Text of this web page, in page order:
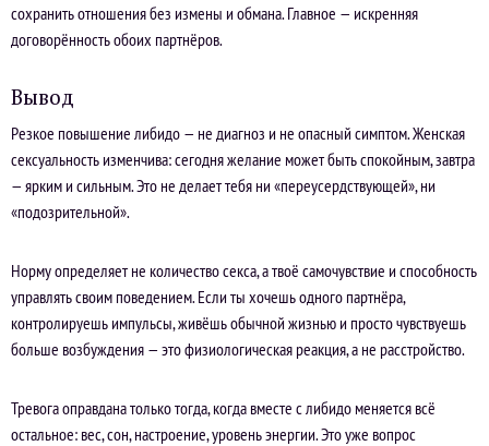
сохранить отношения без измены и обмана. Главное — искренняя
договорённость обоих партнёров.
Вывод
Резкое повышение либидо — не диагноз и не опасный симптом. Женская
сексуальность изменчива: сегодня желание может быть спокойным, завтра
— ярким и сильным. Это не делает тебя ни «переусердствующей», ни
«подозрительной».
Норму определяет не количество секса, а твоё самочувствие и способность
управлять своим поведением. Если ты хочешь одного партнёра,
контролируешь импульсы, живёшь обычной жизнью и просто чувствуешь
больше возбуждения — это физиологическая реакция, а не расстройство.
Тревога оправдана только тогда, когда вместе с либидо меняется всё
остальное: вес, сон, настроение, уровень энергии. Это уже вопрос